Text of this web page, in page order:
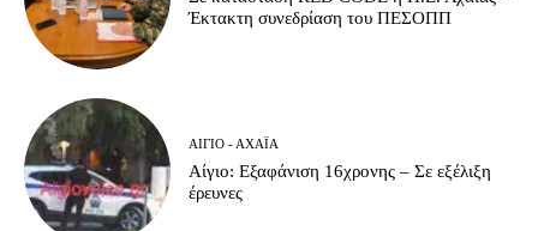
Έκτακτη συνεδρίαση του ΠΕΣΟΠΠ
ΑΊΓΙΟ - ΑΧΑΪ́Α
Αίγιο: Εξαφάνιση 16χρονης – Σε εξέλιξη
έρευνες